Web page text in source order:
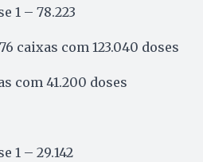
1 – 78.223
caixas com 123.040 doses
com 41.200 doses
1 – 29.142